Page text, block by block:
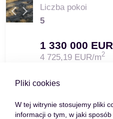
Liczba pokoi
5
1 330 000 EUR
4 725,19 EUR/m2
Pliki cookies
W tej witrynie stosujemy pliki
informacji o tym, w jaki